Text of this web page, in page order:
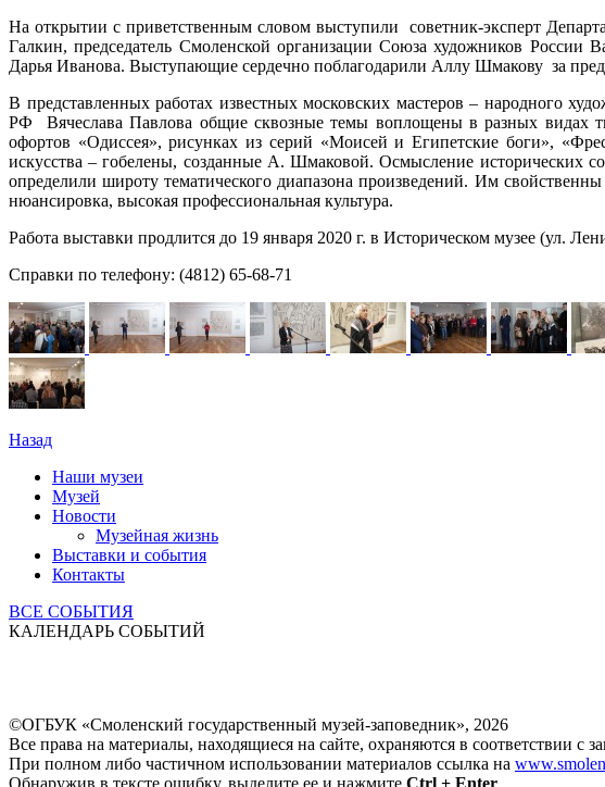
На открытии с приветственным словом выступили советник-эксперт
Галкин, председатель Смоленской организации Союза художников
Дарья Иванова. Выступающие сердечно поблагодарили Аллу Шмакову за
В представленных работах известных московских мастеров – народного
РФ Вячеслава Павлова общие сквозные темы воплощены в разных видах
офортов «Одиссея», рисунках из серий «Моисей и Египетские боги»,
искусства – гобелены, созданные А. Шмаковой. Осмысление исторических
определили широту тематического диапазона произведений. Им
нюансировка, высокая профессиональная культура.
Работа выставки продлится до 19 января 2020 г. в Историческом музее (ул.
Справки по телефону: (4812) 65-68-71
Назад
Наши музеи
Музей
Новости
Музейная жизнь
Выставки и события
Контакты
ВСЕ СОБЫТИЯ
КАЛЕНДАРЬ СОБЫТИЙ
©ОГБУК «Смоленский государственный музей-заповедник», 2026
Все права на материалы, находящиеся на сайте, охраняются в соответствии с
При полном либо частичном использовании материалов ссылка на
Обнаружив в тексте ошибку, выделите ее и нажмите Ctrl + Enter